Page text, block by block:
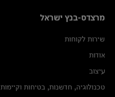
מרצדס-בנץ ישראל
שירות לקוחות
אודות
עיצוב
טכנולוגיה, חדשנות, בטיחות וקיימות